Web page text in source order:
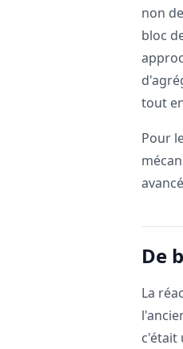
non
bloc
tout
Pour
De
La
c'était